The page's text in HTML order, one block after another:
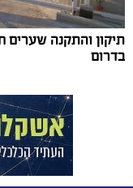
תיקון והתקנה שערים
בדרום